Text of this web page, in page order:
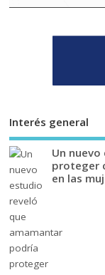
Interés general
Un
proteger
en las